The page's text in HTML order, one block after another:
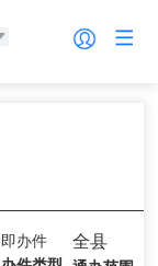
即办件
全县